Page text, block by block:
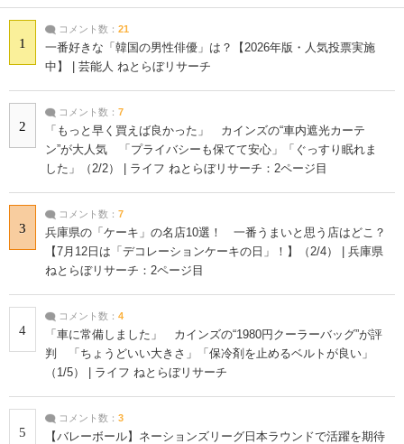
1
コメント数： 21
一番好きな「韓国の男性俳優」は？【2026年版・人気投票実施
中】 | 芸能人 ねとらぼリサーチ
2
コメント数： 7
「もっと早く買えば良かった」 カインズの“車内遮光カーテ
ン”が大人気 「プライバシーも保てて安心」「ぐっすり眠れま
した」（2/2） | ライフ ねとらぼリサーチ：2ページ目
3
コメント数： 7
兵庫県の「ケーキ」の名店10選！ 一番うまいと思う店はどこ？
【7月12日は「デコレーションケーキの日」！】（2/4） | 兵庫県
ねとらぼリサーチ：2ページ目
4
コメント数： 4
「車に常備しました」 カインズの“1980円クーラーバッグ”が評
判 「ちょうどいい大きさ」「保冷剤を止めるベルトが良い」
（1/5） | ライフ ねとらぼリサーチ
5
コメント数： 3
【バレーボール】ネーションズリーグ日本ラウンドで活躍を期待